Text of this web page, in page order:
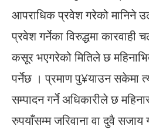
आपराधिक प्रवेश गरेको मानिने
प्रवेश गर्नेका विरुद्धमा कारवाही
कसूर भएगरेको मितिले छ
पर्नेछ । प्रमाण पु¥याउन सकेमा
सम्पादन गर्ने अधिकारीले छ
रुपयाँसम्म जरिवाना वा दुवै सजाय